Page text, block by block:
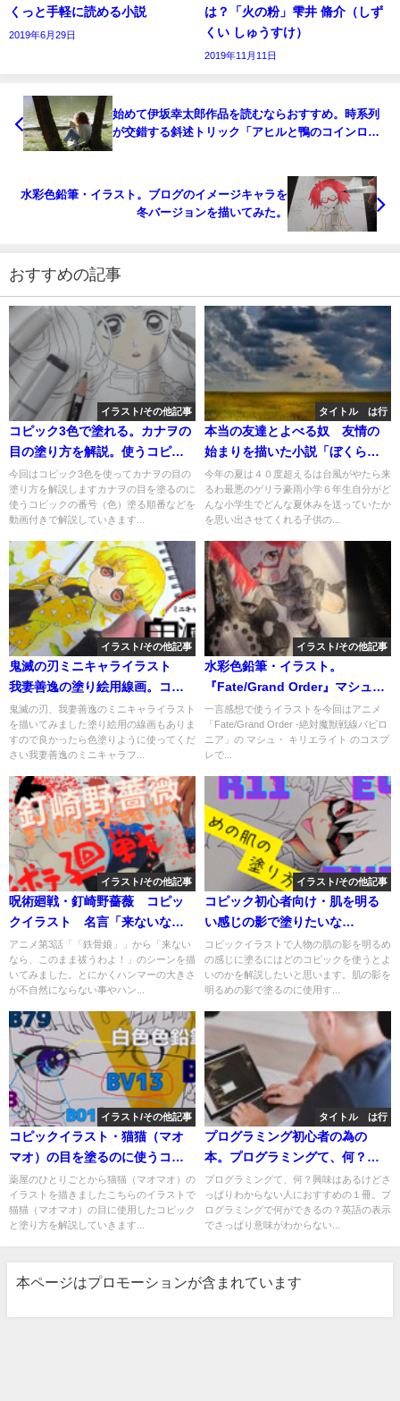
くっと手軽に読める小説
2019年6月29日
は？「火の粉」雫井 脩介（しず
くい しゅうすけ）
2019年11月11日
始めて伊坂幸太郎作品を読むならおすすめ。時系列
が交錯する斜述トリック「アヒルと鴨のコインロッ
水彩色鉛筆・イラスト。ブログのイメージキャラを
冬バージョンを描いてみた。
おすすめの記事
イラスト/その他記事
コピック3色で塗れる。カナヲの
目の塗り方を解説。使うコピッ
クの番号（色）は？
今回はコピック3色を使ってカナヲの目の
塗り方を解説しますカナヲの目を塗るのに
使うコピックの番号（色）塗る順番などを
動画付きで解説していきます...
タイトル は行
本当の友達とよべる奴 友情の
始まりを描いた小説「ぼくらの
サイテーの夏」
今年の夏は４０度超えるは台風がやたら来
るわ最悪のゲリラ豪雨小学６年生自分がど
んな小学生でどんな夏休みを送っていたか
を思い出させてくれる子供の...
イラスト/その他記事
鬼滅の刃ミニキャライラスト
我妻善逸の塗り絵用線画。コピ
ックなど色塗りの練習用に。
鬼滅の刃、我妻善逸のミニキャライラスト
を描いてみました塗り絵用の線画もありま
すので良かったら色塗りように使ってくだ
さい我妻善逸のミニキャラフ...
イラスト/その他記事
水彩色鉛筆・イラスト。
『Fate/Grand Order』マシュの
コスで描いてみました。
一言感想で使うイラストを今回はアニメ
「Fate/Grand Order -絶対魔獣戦線バビロ
ニア」の マシュ・ キリエライト のコスプ
レで...
イラスト/その他記事
呪術廻戦・釘崎野薔薇 コピッ
クイラスト 名言「来ないな
ら、このまま祓うわよ！」
アニメ第3話「「鉄骨娘」」から「来ない
なら、このまま祓うわよ！」のシーンを描
いてみました。とにかくハンマーの大きさ
が不自然にならない事やハン...
イラスト/その他記事
コピック初心者向け・肌を明る
い感じの影で塗りたいな
ら・・・どのコピック？コピッ
ク番号、塗り方、塗る順番を解
説。
コピックイラストで人物の肌の影を明るめ
の感じに塗るにはどのコピックを使うとよ
いのかを解説したいと思います。肌の影を
明るめの影で塗るのに使用す...
イラスト/その他記事
コピックイラスト・猫猫（マオ
マオ）の目を塗るのに使うコピ
ックはどれ？必要なコピック番
号、塗り方と塗る順番を解説し
ます。
薬屋のひとりごとから猫猫（マオマオ）の
イラストを描きましたこちらのイラストで
猫猫（マオマオ）の目に使用したコピック
と塗り方を解説していきます...
タイトル は行
プログラミング初心者の為の
本。プログラミングて、何？興
味はあるけどさっぱりわからな
い人におすすめの１冊。
プログラミングて、何？興味はあるけどさ
っぱりわからない人におすすめの１冊。プ
ログラミングで何ができるの？英語の表示
でさっぱり意味がわからない...
本ページはプロモーションが含まれています